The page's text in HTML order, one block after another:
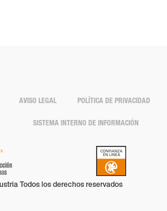
AVISO LEGAL POLÍTICA DE PRIVACIDAD
SISTEMA INTERNO DE INFORMACIÓN
Todos los derechos reservados